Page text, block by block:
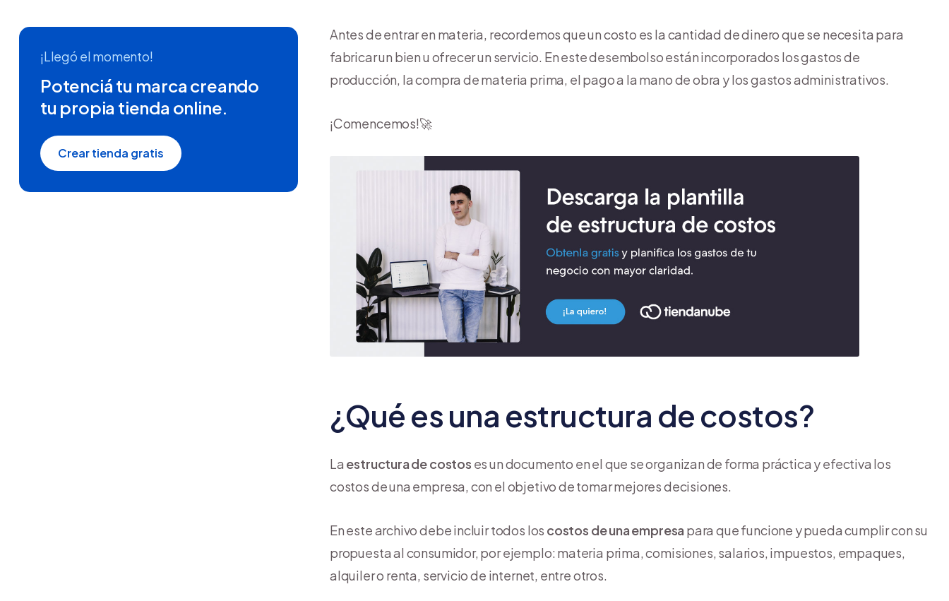
Antes de entrar en materia, recordemos que un costo es la cantidad de dinero que se necesita para
fabricar un bien u ofrecer un servicio. En este desembolso están incorporados los gastos de
producción, la compra de materia prima, el pago a la mano de obra y los gastos administrativos.
¡Comencemos!🚀
¿Qué es una estructura de costos?
La estructura de costos es un documento en el que se organizan de forma práctica y efectiva los
costos de una empresa, con el objetivo de tomar mejores decisiones.
En este archivo debe incluir todos los costos de una empresa para que funcione y pueda cumplir con su
propuesta al consumidor, por ejemplo: materia prima, comisiones, salarios, impuestos, empaques,
alquiler o renta, servicio de internet, entre otros.
¡Llegó el momento!
Potenciá tu marca creando
tu propia tienda online.
Crear tienda gratis